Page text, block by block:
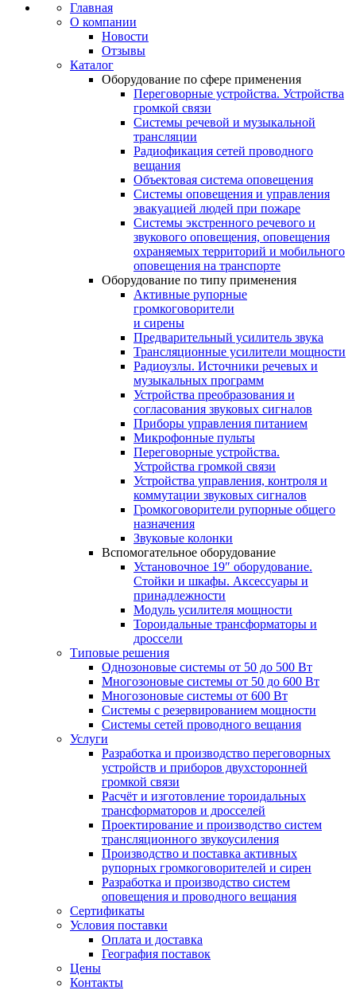
Главная
О компании
Новости
Отзывы
Каталог
Оборудование по сфере применения
Переговорные устройства. Устройства
громкой связи
Системы речевой и музыкальной
трансляции
Радиофикация сетей проводного
вещания
Объектовая система оповещения
Системы оповещения и управления
эвакуацией людей при пожаре
Системы экстренного речевого и
звукового оповещения, оповещения
охраняемых территорий и мобильного
оповещения на транспорте
Оборудование по типу применения
Активные рупорные
громкоговорители
и сирены
Предварительный усилитель звука
Трансляционные усилители мощности
Радиоузлы. Источники речевых и
музыкальных программ
Устройства преобразования и
согласования звуковых сигналов
Приборы управления питанием
Микрофонные пульты
Переговорные устройства.
Устройства громкой связи
Устройства управления, контроля и
коммутации звуковых сигналов
Громкоговорители рупорные общего
назначения
Звуковые колонки
Вспомогательное оборудование
Установочное 19″ оборудование.
Стойки и шкафы. Аксессуары и
принадлежности
Модуль усилителя мощности
Тороидальные трансформаторы и
дроссели
Типовые решения
Однозоновые системы от 50 до 500 Вт
Многозоновые системы от 50 до 600 Вт
Многозоновые системы от 600 Вт
Системы с резервированием мощности
Системы сетей проводного вещания
Услуги
Разработка и производство переговорных
устройств и приборов двухсторонней
громкой связи
Расчёт и изготовление тороидальных
трансформаторов и дросселей
Проектирование и производство систем
трансляционного звукоусиления
Производство и поставка активных
рупорных громкоговорителей и сирен
Разработка и производство систем
оповещения и проводного вещания
Сертификаты
Условия поставки
Оплата и доставка
География поставок
Цены
Контакты